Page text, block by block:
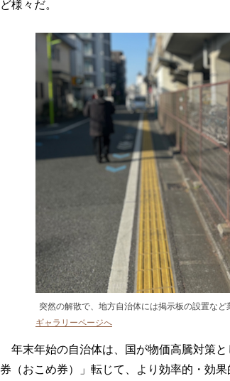
ど様々だ。
突然の解散で、地方自治体には掲示板の設置など
ギャラリーページへ
年末年始の自治体は、国が物価高騰対策
券（おこめ券）」転じて、より効率的・効